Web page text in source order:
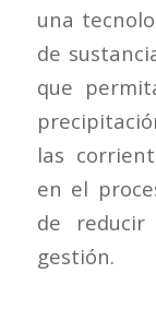
una
de
que
las
en el
de
gestión.